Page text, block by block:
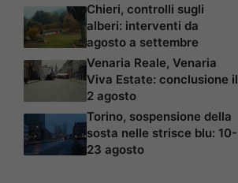
Chieri, controlli sugli
alberi: interventi da
agosto a settembre
Venaria Reale, Venaria
Viva Estate: conclusione il
2 agosto
Torino, sospensione della
sosta nelle strisce blu: 10-
23 agosto